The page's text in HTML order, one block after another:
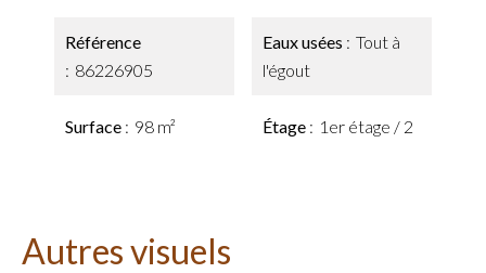
Référence
86226905
Surface 98 m²
Eaux usées
Tout à
l'égout
Étage 1er étage / 2
Autres visuels